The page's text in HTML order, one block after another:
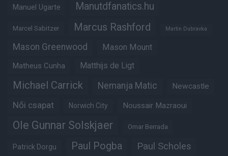
Manuel Ugarte Manutdfanatics.hu
Marcel Sabitzer Marcus Rashford Martin Dubravka
Mason Greenwood Mason Mount
Matheus Cunha Matthijs de Ligt
Michael Carrick Nemanja Matic Newcastle
Női csapat Norwich City Noussair Mazraoui
Ole Gunnar Solskjaer Omar Berrada
Patrick Dorgu Paul Pogba Paul Scholes